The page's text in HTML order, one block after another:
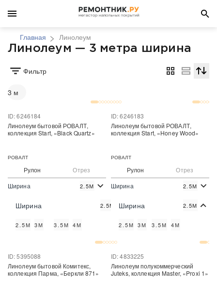
Главная Линолеум
Линолеум — 3 метра ширина
Фильтр
3 м
Рулон Отрез
ID: 6246184
Цена:
Линолеум бытовой РОВАЛТ,
коллекция Start, «Black Quartz»
РОВАЛТ
Ширина 2.5М
Ширина 2.5М
2.5М 3М 3.5М 4М
Рулон Отрез
ID: 6246183
Цена:
Линолеум бытовой РОВАЛТ,
коллекция Start, «Honey Wood»
РОВАЛТ
Ширина 2.5М
Ширина 2.5М
2.5М 3М 3.5М 4М
ID: 5395088
Линолеум бытовой Комитекс,
коллекция Парма, «Беркли 871»
ID: 4833225
Линолеум полукоммерческий
Juteks, коллекция Master, «Proxi 1»